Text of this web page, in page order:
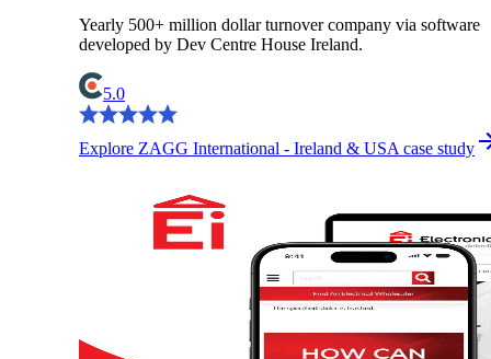
Yearly 500+ million dollar turnover company via software
developed by Dev Centre House Ireland.
5.0
Explore ZAGG International - Ireland & USA case study